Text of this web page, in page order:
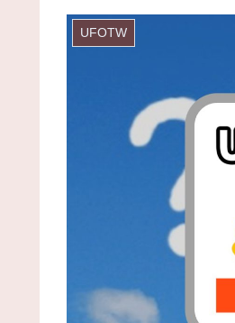
UFOTW